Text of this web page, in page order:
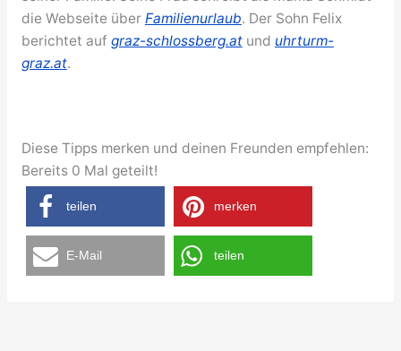
die Webseite über Familienurlaub. Der Sohn Felix
berichtet auf graz-schlossberg.atund uhrturm-
graz.at.
Diese Tipps merken und deinen Freunden empfehlen:
Bereits 0 Mal geteilt!
teilen merken
E-Mail teilen